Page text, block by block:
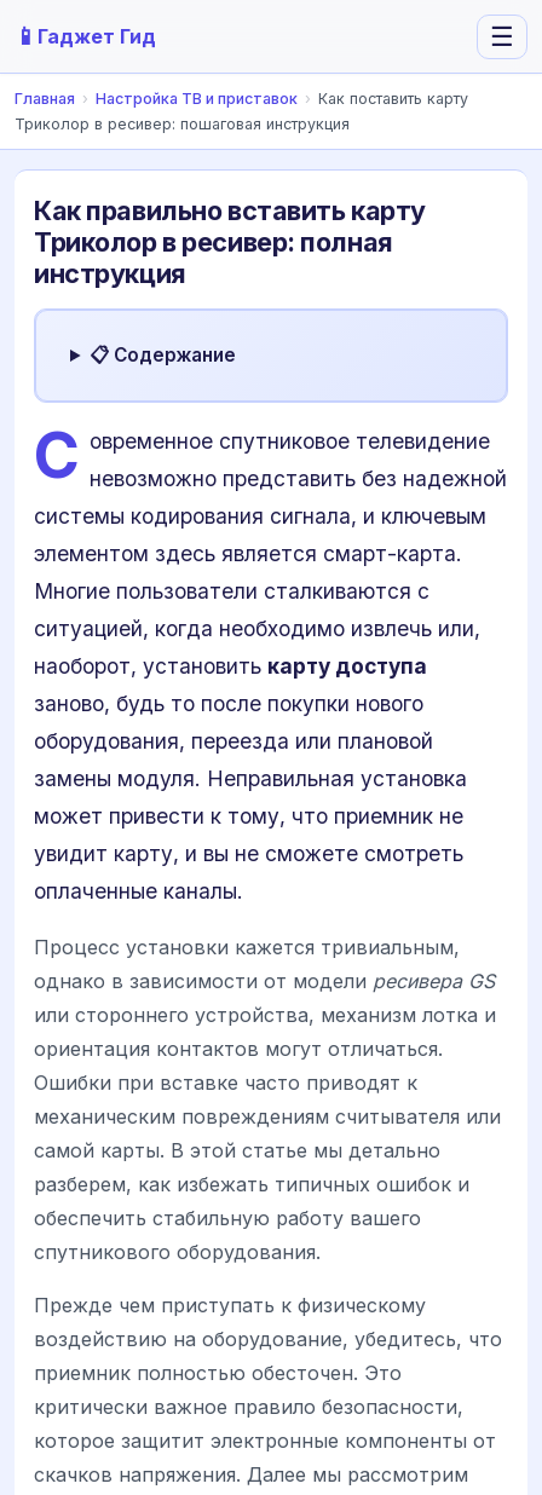
📱 Гаджет Гид ☰
Главная › Настройка ТВ и приставок › Как поставить карту
Триколор в ресивер: пошаговая инструкция
Как правильно вставить карту
Триколор в ресивер: полная
инструкция
📋 Содержание
С овременное спутниковое телевидение
невозможно представить без надежной
системы кодирования сигнала, и ключевым
элементом здесь является смарт-карта.
Многие пользователи сталкиваются с
ситуацией, когда необходимо извлечь или,
наоборот, установить карту доступа
заново, будь то после покупки нового
оборудования, переезда или плановой
замены модуля. Неправильная установка
может привести к тому, что приемник не
увидит карту, и вы не сможете смотреть
оплаченные каналы.
Процесс установки кажется тривиальным,
однако в зависимости от модели ресивера GS
или стороннего устройства, механизм лотка и
ориентация контактов могут отличаться.
Ошибки при вставке часто приводят к
механическим повреждениям считывателя или
самой карты. В этой статье мы детально
разберем, как избежать типичных ошибок и
обеспечить стабильную работу вашего
спутникового оборудования.
Прежде чем приступать к физическому
воздействию на оборудование, убедитесь, что
приемник полностью обесточен. Это
критически важное правило безопасности,
которое защитит электронные компоненты от
скачков напряжения. Далее мы рассмотрим